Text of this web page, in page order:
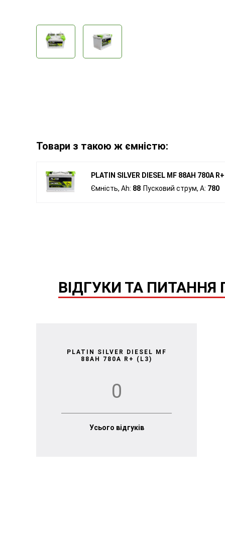
Товари з такою ж ємністю:
PLATIN SILVER DIESEL MF 88AH 780A
Ємність, Ah: 88 Пусковий струм, A: 780
ВІДГУКИ ТА ПИТАННЯ
PLATIN SILVER DIESEL MF
88AH 780A R+ (L3)
0
Усього відгуків